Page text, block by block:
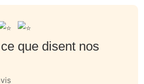
que disent nos